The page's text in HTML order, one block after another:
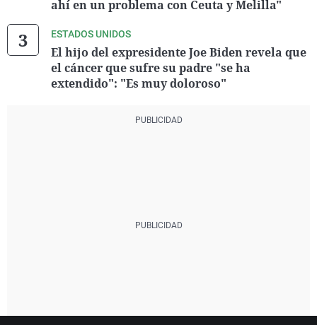
ahí en un problema con Ceuta y Melilla"
ESTADOS UNIDOS
El hijo del expresidente Joe Biden revela que
el cáncer que sufre su padre "se ha
extendido": "Es muy doloroso"